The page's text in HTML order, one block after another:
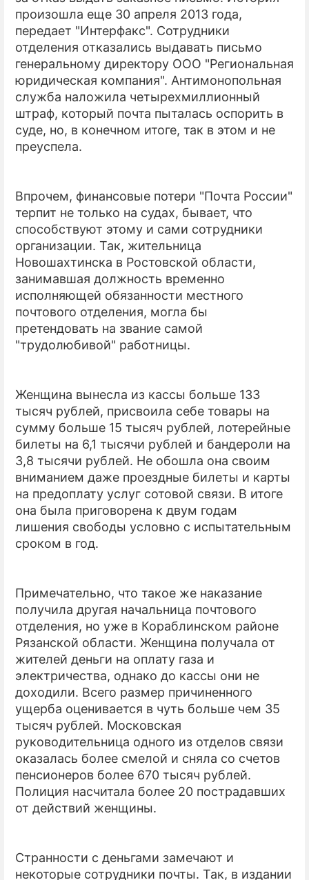
произошла еще 30 апреля 2013 года,
передает "Интерфакс". Сотрудники
отделения отказались выдавать письмо
генеральному директору ООО "Региональная
юридическая компания". Антимонопольная
служба наложила четырехмиллионный
штраф, который почта пыталась оспорить в
суде, но, в конечном итоге, так в этом и не
преуспела.
Впрочем, финансовые потери "Почта России"
терпит не только на судах, бывает, что
способствуют этому и сами сотрудники
организации. Так, жительница
Новошахтинска в Ростовской области,
занимавшая должность временно
исполняющей обязанности местного
почтового отделения, могла бы
претендовать на звание самой
"трудолюбивой" работницы.
Женщина вынесла из кассы больше 133
тысяч рублей, присвоила себе товары на
сумму больше 15 тысяч рублей, лотерейные
билеты на 6,1 тысячи рублей и бандероли на
3,8 тысячи рублей. Не обошла она своим
вниманием даже проездные билеты и карты
на предоплату услуг сотовой связи. В итоге
она была приговорена к двум годам
лишения свободы условно с испытательным
сроком в год.
Примечательно, что такое же наказание
получила другая начальница почтового
отделения, но уже в Кораблинском районе
Рязанской области. Женщина получала от
жителей деньги на оплату газа и
электричества, однако до кассы они не
доходили. Всего размер причиненного
ущерба оценивается в чуть больше чем 35
тысяч рублей. Московская
руководительница одного из отделов связи
оказалась более смелой и сняла со счетов
пенсионеров более 670 тысяч рублей.
Полиция насчитала более 20 пострадавших
от действий женщины.
Странности с деньгами замечают и
некоторые сотрудники почты. Так, в издании